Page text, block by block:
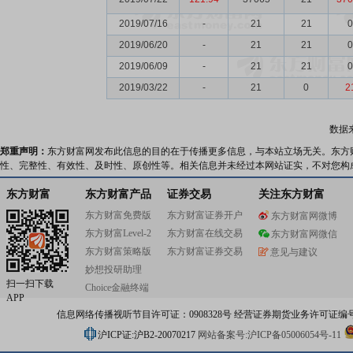
2019/07/16 - 21 21
0
2019/06/20
- 21 21
0
2019/06/09
- 21 21
0
2019/03/22
- 21 0
数据
郑重声明： 东方财富网发布此信息的目的在于传播更多信息，与本站立场无关。东
性、完整性、有效性、及时性、原创性等。相关信息并未经过本网站证实，不对您
东方财富
扫一扫下载
APP
东方财富产品
东方财富免费版
东方财富Level-2
东方财富策略版
妙想投研助理
Choice金融终端
证券交易
东方财富证券开户
东方财富在线交易
东方财富证券交易
关注东方财富
东方财富网微博
东方财富网微信
意见与建议
信息网络传播视听节目许可证：0908328号 经营证券期货业务许可证编
沪ICP证:沪B2-20070217 网站备案号:沪ICP备05006054号-11